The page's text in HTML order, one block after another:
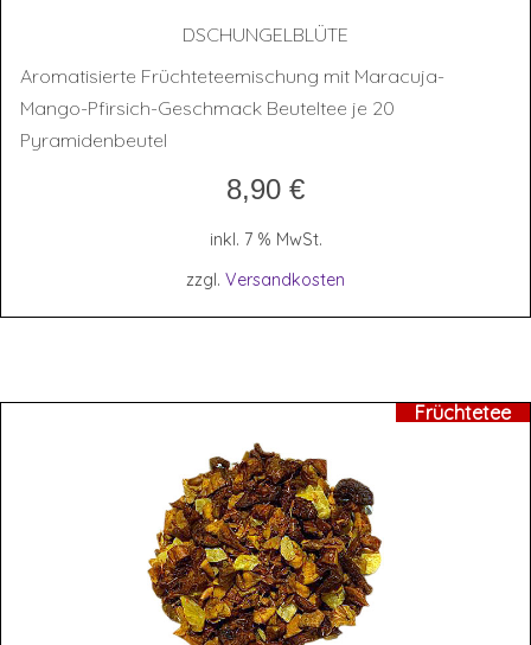
DSCHUN­GEL­BLÜ­TE
Aromatisierte Früchteteemischung mit Maracuja-
Mango-Pfirsich-Geschmack Beuteltee je 20
Pyramidenbeutel
8,90 €
inkl. 7 % MwSt.
zzgl. Versandkosten
Früchtetee